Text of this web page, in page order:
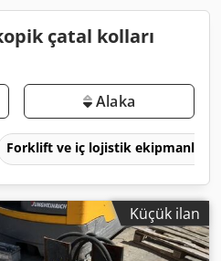
çatal kolları
Alaka
Forklift ve iç lojistik ekipmanları
Küçük ilan